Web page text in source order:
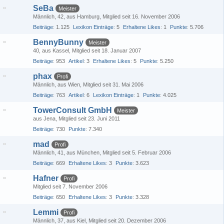
SeBa
Meister
Männlich 42 aus Hamburg Mitglied seit 16. November 2006
Beiträge 1.125 Lexikon Einträge 5 Erhaltene Likes 1 Punkte 5.706
BennyBunny
Meister
40 aus Kassel Mitglied seit 18. Januar 2007
Beiträge 953 Artikel 3 Erhaltene Likes 5 Punkte 5.250
phax
Profi
Männlich aus Wien Mitglied seit 31. Mai 2006
Beiträge 763 Artikel 6 Lexikon Einträge 1 Punkte 4.025
TowerConsult GmbH
Meister
aus Jena Mitglied seit 23. Juni 2011
Beiträge 730 Punkte 7.340
mad
Profi
Männlich 41 aus München Mitglied seit 5. Februar 2006
Beiträge 669 Erhaltene Likes 3 Punkte 3.623
Hafner
Profi
Mitglied seit 7. November 2006
Beiträge 650 Erhaltene Likes 3 Punkte 3.328
Lemmi
Profi
Männlich 37 aus Kiel Mitglied seit 20. Dezember 2006